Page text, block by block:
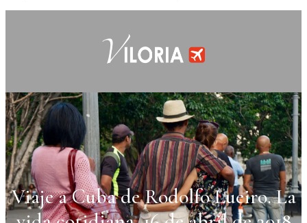
Viaje a Cuba de Rodolfo Lueiro. La